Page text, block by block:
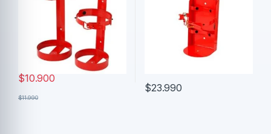
$10.900
$11.990
$23.990